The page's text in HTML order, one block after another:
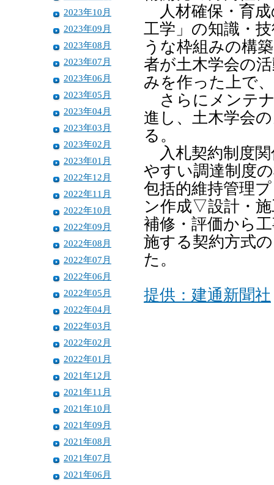
2023年10月
2023年09月
2023年08月
2023年07月
2023年06月
2023年05月
2023年04月
2023年03月
2023年02月
2023年01月
2022年12月
2022年11月
2022年10月
2022年09月
2022年08月
2022年07月
2022年06月
2022年05月
2022年04月
2022年03月
2022年02月
2022年01月
2021年12月
2021年11月
2021年10月
2021年09月
2021年08月
2021年07月
2021年06月
人材確保・育
工学」の知識・
うな枠組みの構
者が土木学会の
みを作った上で
さらにメンテ
進し、土木学会
る。
入札契約制度
やすい調達制度
包括的維持管理
ン作成▽設計・施
補修・評価から
施する契約方式
た。
提供：建通新聞社